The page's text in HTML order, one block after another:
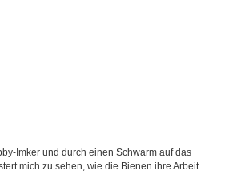
Imker und durch einen Schwarm auf das
mich zu sehen, wie die Bienen ihre Arbeit...